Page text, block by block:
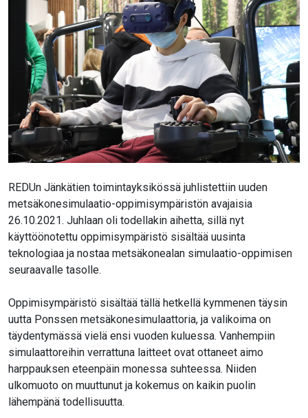
REDUn Jänkätien toimintayksikössä juhlistettiin uuden
metsäkonesimulaatio-oppimisympäristön avajaisia
26.10.2021. Juhlaan oli todellakin aihetta, sillä nyt
käyttöönotettu oppimisympäristö sisältää uusinta
teknologiaa ja nostaa metsäkonealan simulaatio-oppimisen
seuraavalle tasolle.
Oppimisympäristö sisältää tällä hetkellä kymmenen täysin
uutta Ponssen metsäkonesimulaattoria, ja valikoima on
täydentymässä vielä ensi vuoden kuluessa. Vanhempiin
simulaattoreihin verrattuna laitteet ovat ottaneet aimo
harppauksen eteenpäin monessa suhteessa. Niiden
ulkomuoto on muuttunut ja kokemus on kaikin puolin
lähempänä todellisuutta.